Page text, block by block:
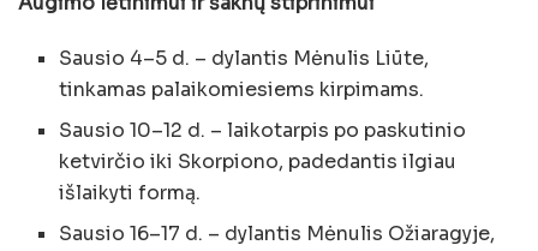
Sausio 4–5 d. – dylantis Mėnulis Liūte,
tinkamas palaikomiesiems kirpimams.
Sausio 10–12 d. – laikotarpis po paskutinio
ketvirčio iki Skorpiono, padedantis ilgiau
išlaikyti formą.
Sausio 16–17 d. – dylantis Mėnulis Ožiaragyje,